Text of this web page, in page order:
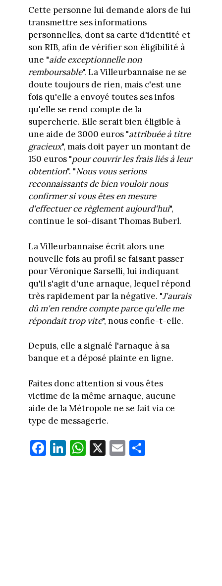
Cette personne lui demande alors de lui
transmettre ses informations
personnelles, dont sa carte d'identité et
son RIB, afin de vérifier son éligibilité à
une "aide exceptionnelle non
remboursable". La Villeurbannaise ne se
doute toujours de rien, mais c'est une
fois qu'elle a envoyé toutes ses infos
qu'elle se rend compte de la
supercherie. Elle serait bien éligible à
une aide de 3000 euros "attribuée à titre
gracieux", mais doit payer un montant de
150 euros "pour couvrir les frais liés à leur
obtention". "Nous vous serions
reconnaissants de bien vouloir nous
confirmer si vous êtes en mesure
d'effectuer ce règlement aujourd'hui",
continue le soi-disant Thomas Buberl.
La Villeurbannaise écrit alors une
nouvelle fois au profil se faisant passer
pour Véronique Sarselli, lui indiquant
qu'il s'agit d'une arnaque, lequel répond
très rapidement par la négative. "J'aurais
dû m'en rendre compte parce qu'elle me
répondait trop vite", nous confie-t-elle.
Depuis, elle a signalé l'arnaque à sa
banque et a déposé plainte en ligne.
Faites donc attention si vous êtes
victime de la même arnaque, aucune
aide de la Métropole ne se fait via ce
type de messagerie.
Fa
ce
Li
nk
W
ha
X E
m
Pa
rt